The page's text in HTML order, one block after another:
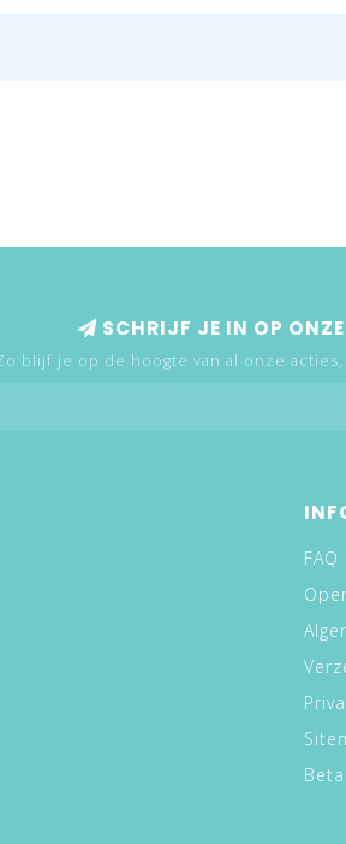
SCHRIJF JE IN OP ONZE
blijf je op de hoogte van al onze acties,
FAQ